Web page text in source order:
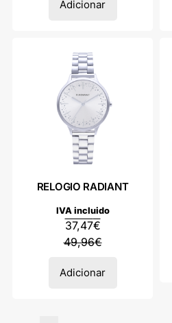
Adicionar
RELOGIO RADIANT
49,96€
37,47€
IVA incluido
Adicionar